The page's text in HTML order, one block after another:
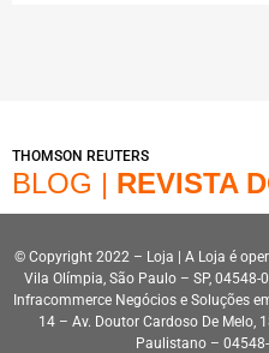
THOMSON REUTERS
BLOG | REVISTA
© Copyright 2022 – Loja | A Loja é
Vila Olímpia, São Paulo – SP,
Infracommerce Negócios e Soluções
14 – Av. Doutor Cardoso De Melo,
Paulistano –